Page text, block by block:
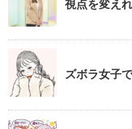
視点を変え
ズボラ女子